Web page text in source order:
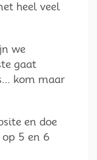
heel veel
we
gaat
kom maar
en doe
5 en 6